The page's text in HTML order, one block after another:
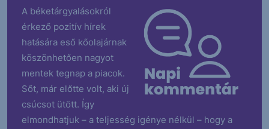
A béketárgyalásokról
érkező pozitív hírek
hatására eső kőolajárnak
köszönhetően nagyot
mentek tegnap a piacok.
Sőt, már előtte volt, aki új
csúcsot ütött. Így
elmondhatjuk – a teljesség igénye nélkül – hogy a